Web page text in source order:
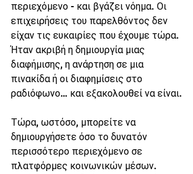
περιεχόμενο - και βγάζει νόημα. Οι
επιχειρήσεις του παρελθόντος δεν
είχαν τις ευκαιρίες που έχουμε τώρα.
Ήταν ακριβή η δημιουργία μιας
διαφήμισης, η ανάρτηση σε μια
πινακίδα ή οι διαφημίσεις στο
ραδιόφωνο… και εξακολουθεί να είναι.
Τώρα, ωστόσο, μπορείτε να
δημιουργήσετε όσο το δυνατόν
περισσότερο περιεχόμενο σε
πλατφόρμες κοινωνικών μέσων.